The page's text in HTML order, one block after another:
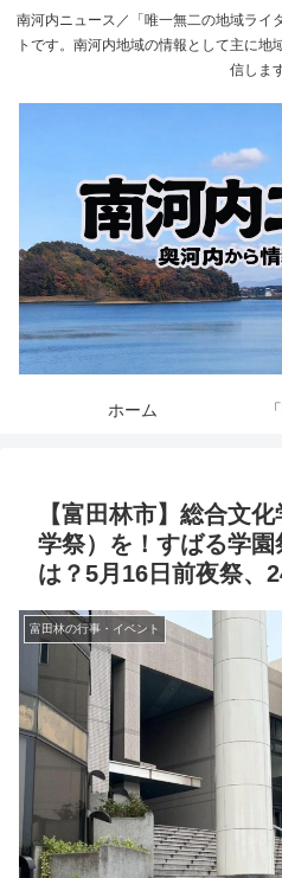
南河内ニュース／「唯一無二の地域ライ
トです。南河内地域の情報として主に
信しま
ホーム
【富田林市】総合文
学祭）を！すばる学園
は？5月16日前夜祭、
富田林の行事・イベント